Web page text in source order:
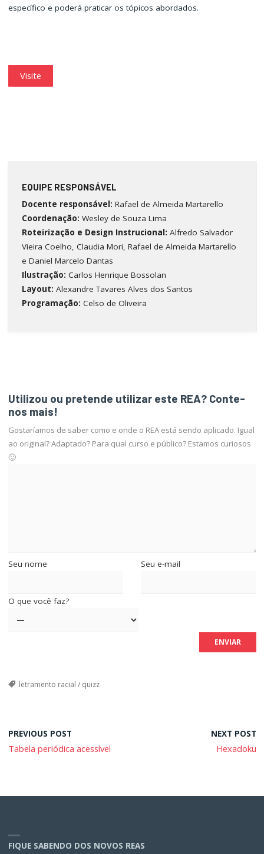
específico e poderá praticar os tópicos abordados.
Visite
EQUIPE RESPONSÁVEL
Docente responsável: Rafael de Almeida Martarello
Coordenação: Wesley de Souza Lima
Roteirização e Design Instrucional: Alfredo Salvador
Vieira Coelho, Claudia Mori, Rafael de Almeida Martarello
e Daniel Marcelo Dantas
Ilustração: Carlos Henrique Bossolan
Layout: Alexandre Tavares Alves dos Santos
Programação: Celso de Oliveira
Utilizou ou pretende utilizar este REA? Conte-
nos mais!
Gostaríamos de saber como e onde o REA está sendo aplicado. Igual
ao original? Adaptado? Para qual curso e público? Estamos curiosos
🙂
Seu nome Seu e-mail
O que você faz?
letramento racial / quizz
PREVIOUS POST
Tabela periódica acessível
NEXT POST
Hexadoku
FIQUE SABENDO DOS NOVOS REAS